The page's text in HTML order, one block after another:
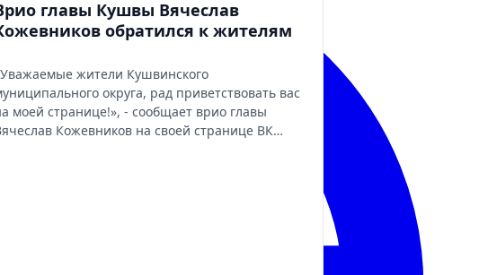
главы Кушвы Вячеслав
обратился к жителям
жители Кушвинского
округа, рад приветствовать вас
моей странице!», - сообщает врио главы
Кожевников на своей странице ВК…